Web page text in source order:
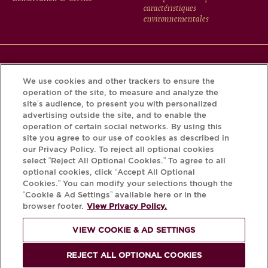
caractéristiques
environnementales
votre bouteille grâce au Krug iD.
L'ABUS D'ALCOOL EST DANGEREUX
POUR LA SANTÉ, À CONSOMMER AVEC
MODÉRATION.
We use cookies and other trackers to ensure the
operation of the site, to measure and analyze the
site’s audience, to present you with personalized
advertising outside the site, and to enable the
operation of certain social networks. By using this
site you agree to our use of cookies as described in
our Privacy Policy. To reject all optional cookies
select “Reject All Optional Cookies.” To agree to all
optional cookies, click “Accept All Optional
Cookies.” You can modify your selections though the
“Cookie & Ad Settings” available here or in the
browser footer. View Privacy Policy.
VIEW COOKIE & AD SETTINGS
REJECT ALL OPTIONAL COOKIES